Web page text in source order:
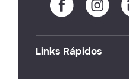
Links Rápidos